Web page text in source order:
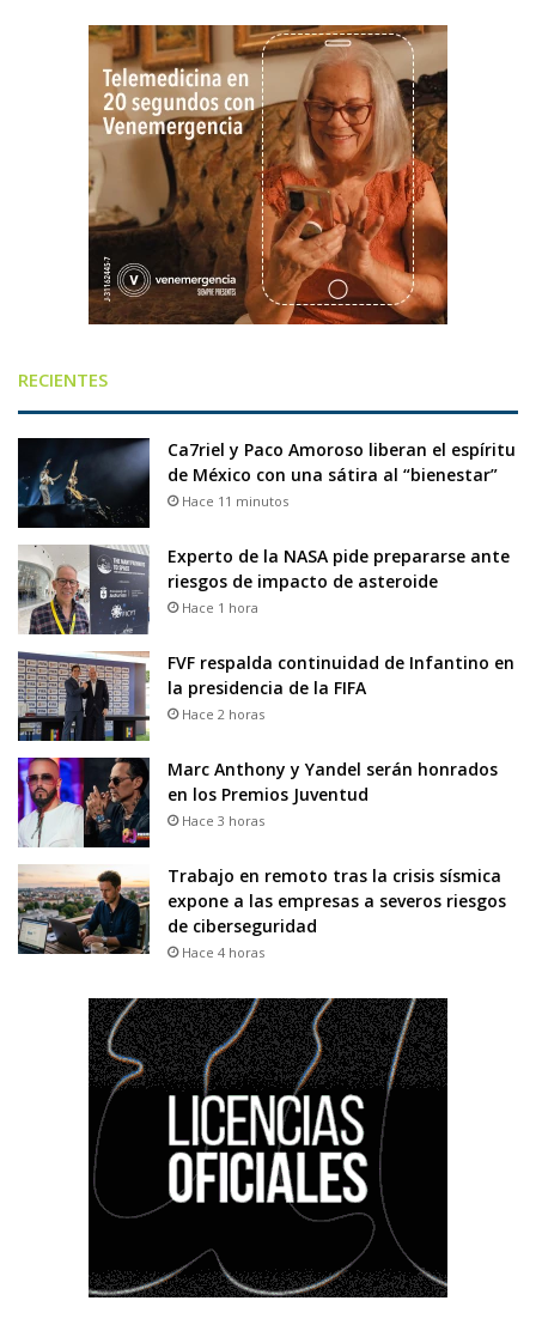
RECIENTES
Ca7riel y Paco Amoroso liberan el espíritu
de México con una sátira al “bienestar”
Hace 11 minutos
Experto de la NASA pide prepararse ante
riesgos de impacto de asteroide
Hace 1 hora
FVF respalda continuidad de Infantino en
la presidencia de la FIFA
Hace 2 horas
Marc Anthony y Yandel serán honrados
en los Premios Juventud
Hace 3 horas
Trabajo en remoto tras la crisis sísmica
expone a las empresas a severos riesgos
de ciberseguridad
Hace 4 horas